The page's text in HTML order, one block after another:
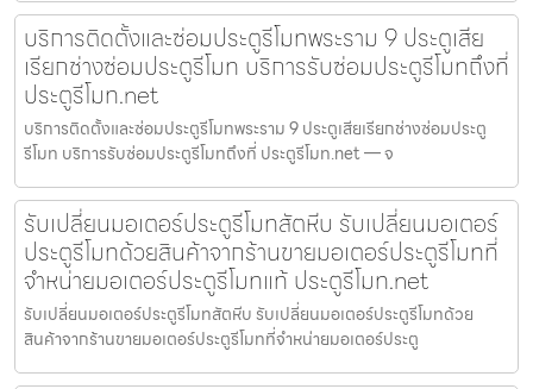
บริการติดตั้งและซ่อมประตูรีโมทพระราม 9 ประตูเสีย
เรียกช่างซ่อมประตูรีโมท บริการรับซ่อมประตูรีโมทถึงที่
ประตูรีโมท.net
บริการติดตั้งและซ่อมประตูรีโมทพระราม 9 ประตูเสียเรียกช่างซ่อมประตู
รีโมท บริการรับซ่อมประตูรีโมทถึงที่ ประตูรีโมท.net — จ
รับเปลี่ยนมอเตอร์ประตูรีโมทสัตหีบ รับเปลี่ยนมอเตอร์
ประตูรีโมทด้วยสินค้าจากร้านขายมอเตอร์ประตูรีโมทที่
จำหน่ายมอเตอร์ประตูรีโมทแท้ ประตูรีโมท.net
รับเปลี่ยนมอเตอร์ประตูรีโมทสัตหีบ รับเปลี่ยนมอเตอร์ประตูรีโมทด้วย
สินค้าจากร้านขายมอเตอร์ประตูรีโมทที่จำหน่ายมอเตอร์ประตู